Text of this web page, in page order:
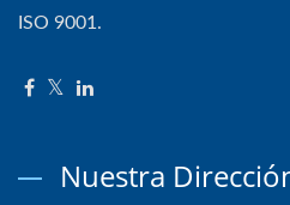
ISO 9001.
Nuestra